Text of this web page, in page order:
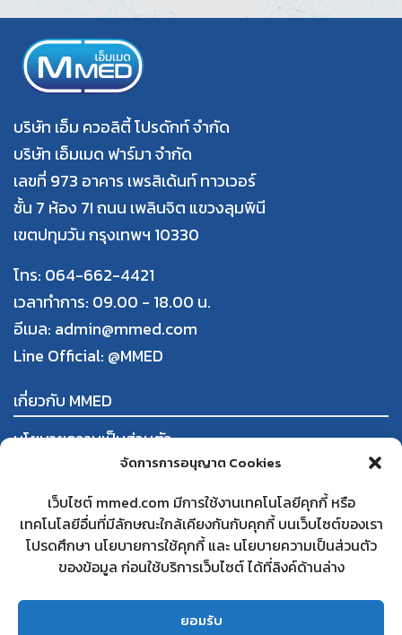
จัดการการอนุญาต Cookies
เว็บไซต์ mmed.com มีการใช้งานเทคโนโลยีคุกกี้ หรือ
เทคโนโลยีอื่นที่มีลักษณะใกล้เคียงกันกับคุกกี้ บนเว็บไซต์ของเรา
โปรดศึกษา นโยบายการใช้คุกกี้ และ นโยบายความเป็นส่วนตัว
ของข้อมูล ก่อนใช้บริการเว็บไซต์ ได้ที่ลิงค์ด้านล่าง
ยอมรับ
บริษัท เอ็ม ควอลิตี้ โปรดักท์ จำกัด
บริษัท เอ็มเมด ฟาร์มา จำกัด
เลขที่ 973 อาคาร เพรสิเด้นท์ ทาวเวอร์
ชั้น 7 ห้อง 7I ถนน เพลินจิต แขวงลุมพินี
เขตปทุมวัน กรุงเทพฯ 10330
โทร: 064-662-4421
เวลาทำการ: 09.00 - 18.00 น.
อีเมล: admin@mmed.com
Line Official: @MMED
เกี่ยวกับ MMED
นโยบายความเป็นส่วนตัว
ข้อกำหนดและเงื่อนไขการใช้งาน
การสั่งซื้อและชำระสินค้า
นโยบายการคืนสินค้าและคืนเงิน
ใบทะเบียนพาณิชย์